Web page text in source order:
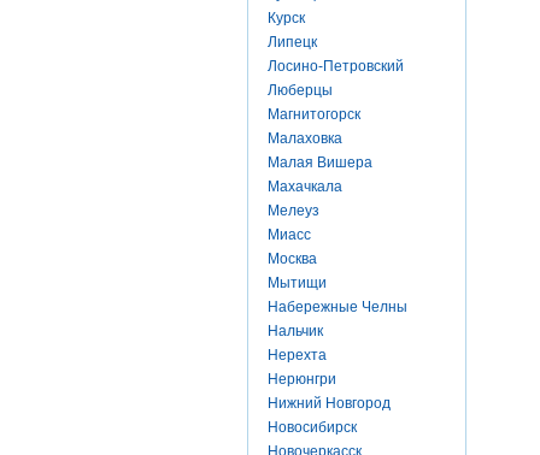
Курск
Липецк
Лосино-Петровский
Люберцы
Магнитогорск
Малаховка
Малая Вишера
Махачкала
Мелеуз
Миасс
Москва
Мытищи
Набережные Челны
Нальчик
Нерехта
Нерюнгри
Нижний Новгород
Новосибирск
Новочеркасск